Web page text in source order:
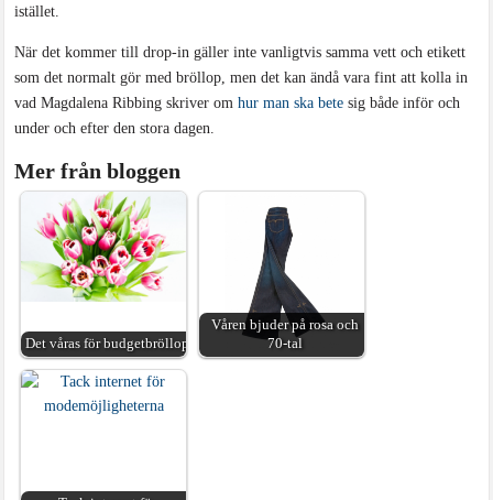
istället.
När det kommer till drop-in gäller inte vanligtvis samma vett och etikett
som det normalt gör med bröllop, men det kan ändå vara fint att kolla in
vad Magdalena Ribbing skriver omhur man ska bete sig både inför och
under och efter den stora dagen.
Mer från bloggen
Det våras för budgetbröllop
Våren bjuder på rosa och
70-tal